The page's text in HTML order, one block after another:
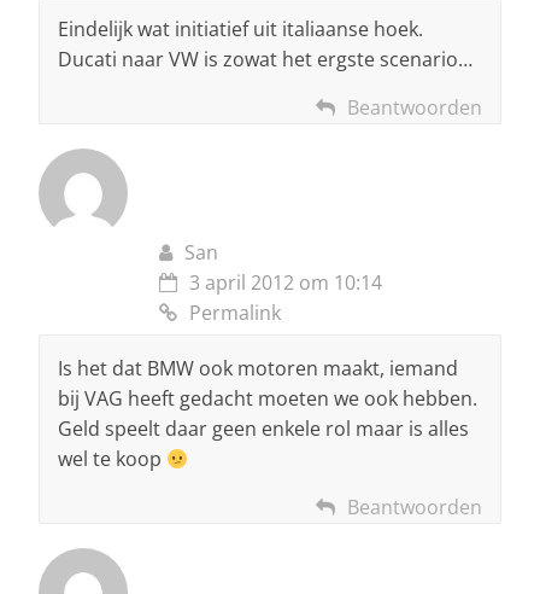
Eindelijk wat initiatief uit italiaanse hoek.
Ducati naar VW is zowat het ergste scenario…
Beantwoorden
San
3 april 2012 om 10:14
Permalink
Is het dat BMW ook motoren maakt, iemand
bij VAG heeft gedacht moeten we ook hebben.
Geld speelt daar geen enkele rol maar is alles
wel te koop
Beantwoorden